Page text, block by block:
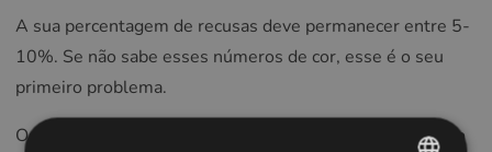
A sua percentagem de recusas deve permanecer entre 5-
10%. Se não sabe esses números de cor, esse é o seu
primeiro problema.
Os erros de faturação custam às clínicas cerca de
10% da